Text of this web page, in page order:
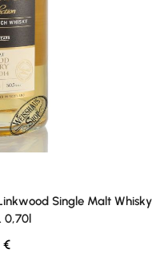
Single Malt Whisky
0,70l
Preis:
€